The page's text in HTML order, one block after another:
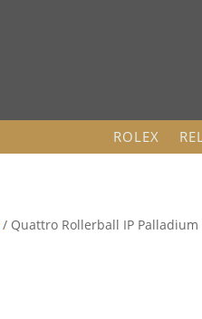
ROLEX
/ Quattro Rollerball IP Palladium